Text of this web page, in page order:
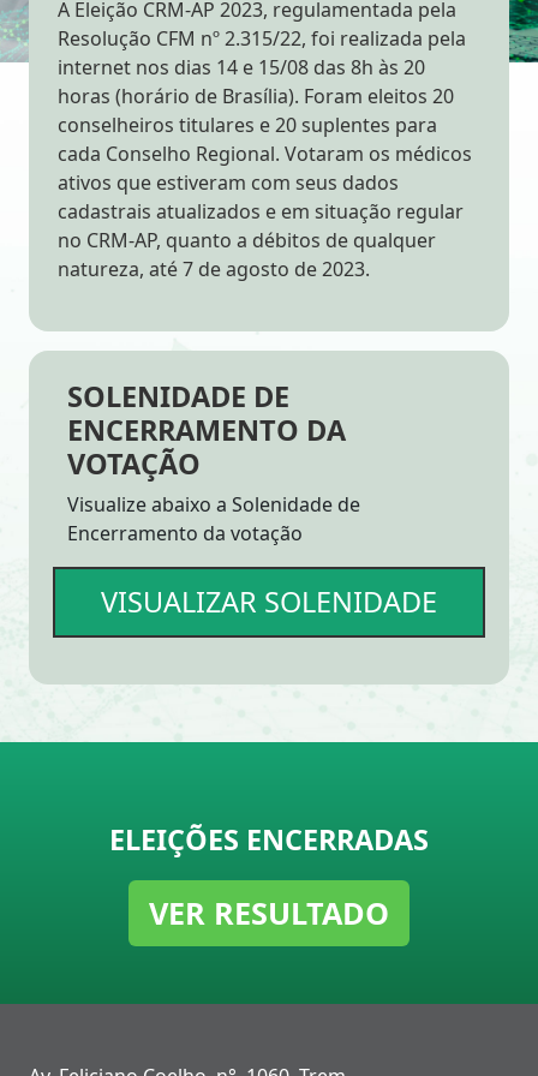
A Eleição CRM-AP 2023, regulamentada pela
Resolução CFM nº 2.315/22, foi realizada pela
internet nos dias 14 e 15/08 das 8h às 20
horas (horário de Brasília). Foram eleitos 20
conselheiros titulares e 20 suplentes para
cada Conselho Regional. Votaram os médicos
ativos que estiveram com seus dados
cadastrais atualizados e em situação regular
no CRM-AP, quanto a débitos de qualquer
natureza, até 7 de agosto de 2023.
SOLENIDADE DE
ENCERRAMENTO DA
VOTAÇÃO
Visualize abaixo a Solenidade de
Encerramento da votação
VISUALIZAR SOLENIDADE
ELEIÇÕES ENCERRADAS
VER RESULTADO